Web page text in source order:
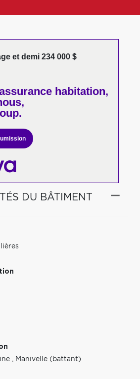
et demi 234 000 $
habitation,
DU BÂTIMENT
, Manivelle (battant)